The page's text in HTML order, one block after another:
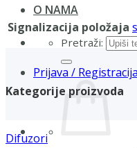
O NAMA
Pretraži:
Prijava / Registracija
Signalizacija položaja
Kategorije proizvoda
Difuzori